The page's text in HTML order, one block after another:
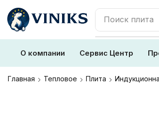
Поиск плита
О компании Сервис Центр
Главная Тепловое Плита